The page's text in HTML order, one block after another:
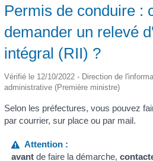
Permis de conduire :
demander un relevé
intégral (RII) ?
Vérifié le 12/10/2022 - Direction de
administrative (Première ministre)
Selon les préfectures, vous pouvez
par courrier, sur place ou par mail.
Attention :
avantde faire la démarche,